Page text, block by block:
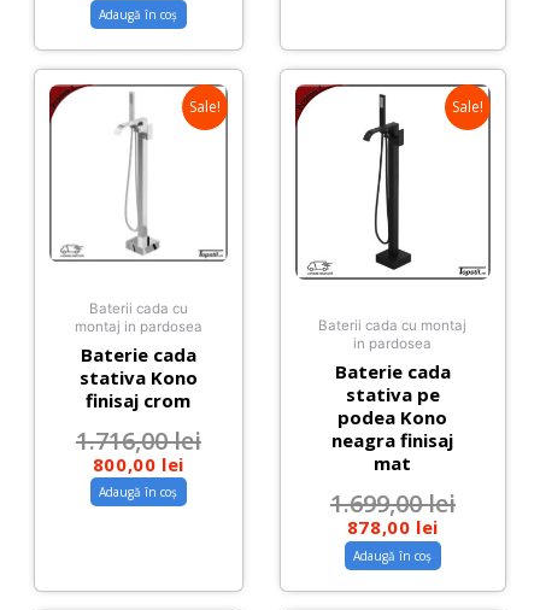
Adaugă în coș
Sale!
Baterii cada cu
montaj in pardosea
Baterie cada
stativa Kono
finisaj crom
1.716,00lei
800,00 lei
Adaugă în coș
Sale!
Baterii cada cu montaj
in pardosea
Baterie cada
stativa pe
podea Kono
neagra finisaj
mat
1.699,00lei
878,00 lei
Adaugă în coș